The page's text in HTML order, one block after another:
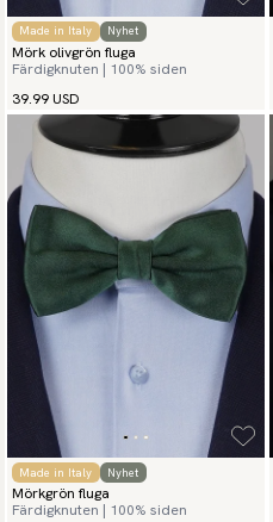
Made in Italy Nyhet
Mörk olivgrön fluga
Färdigknuten | 100% siden
39.99 USD
Made in Italy Nyhet
Mörkgrön fluga
Färdigknuten | 100% siden